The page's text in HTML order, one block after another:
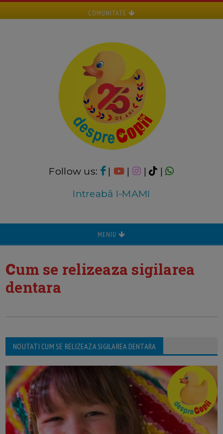
COMUNITATE
Follow us: | | |
|
Intreabă I-MAMI
MENIU
cum se relizeaza sigilarea
dentara
NOUTATI CUM SE RELIZEAZA SIGILAREA DENTARA